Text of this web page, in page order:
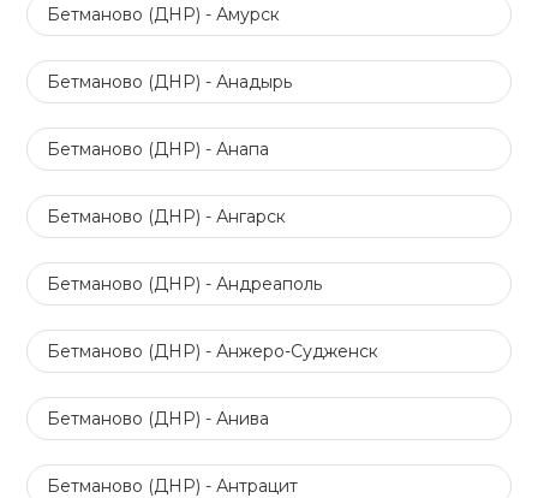
Бетманово (ДНР) - Амурск
Бетманово (ДНР) - Анадырь
Бетманово (ДНР) - Анапа
Бетманово (ДНР) - Ангарск
Бетманово (ДНР) - Андреаполь
Бетманово (ДНР) - Анжеро-Судженск
Бетманово (ДНР) - Анива
Бетманово (ДНР) - Антрацит